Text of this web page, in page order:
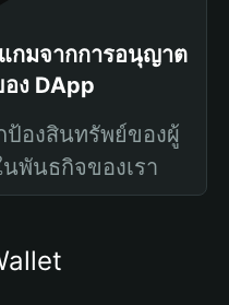
กมจากการอนุญาต
ง DApp
ป้องสินทรัพย์ของผู้
พันธกิจของเรา